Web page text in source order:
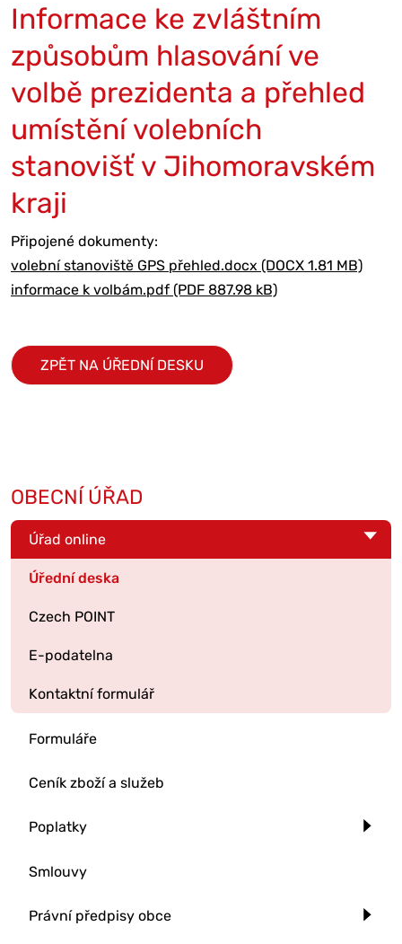
Informace ke zvláštním
způsobům hlasování ve
volbě prezidenta a přehled
umístění volebních
stanovišť v Jihomoravském
kraji
Připojené dokumenty:
volební stanoviště GPS přehled.docx (DOCX 1.81 MB)
informace k volbám.pdf (PDF 887.98 kB)
ZPĚT NA ÚŘEDNÍ DESKU
OBECNÍ ÚŘAD
Úřad online
Úřední deska
Czech POINT
E-podatelna
Kontaktní formulář
Formuláře
Ceník zboží a služeb
Poplatky
Smlouvy
Právní předpisy obce